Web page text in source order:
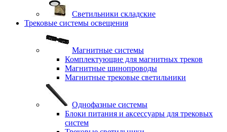
Светильники складские
Трековые системы освещения
Магнитные системы
Комплектующие для магнитных треков
Магнитные шинопроводы
Магнитные трековые светильники
Однофазные системы
Блоки питания и аксессуары для трековых
систем